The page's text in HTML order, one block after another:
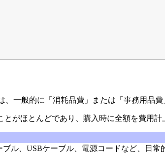
一般的に「消耗品費」または「事務用品費
がほとんどであり、購入時に全額を費用計
ル、USBケーブル、電源コードなど、日常